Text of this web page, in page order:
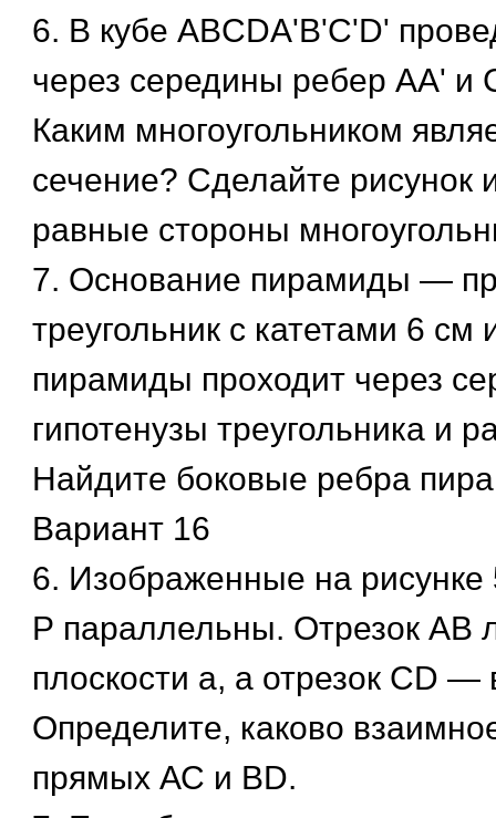
6. В кубе ABCDA'B'C'D'
через середины ребер АА' и
Каким многоугольником
сечение? Сделайте рисунок
равные стороны
7. Основание пирамиды —
треугольник с катетами 6
пирамиды проходит через
гипотенузы треугольника и
Найдите боковые ребра
Вариант 16
6. Изображенные на рисунке
Р параллельны. Отрезок АВ
плоскости а, а отрезок CD —
Определите, каково
прямых АС и BD.